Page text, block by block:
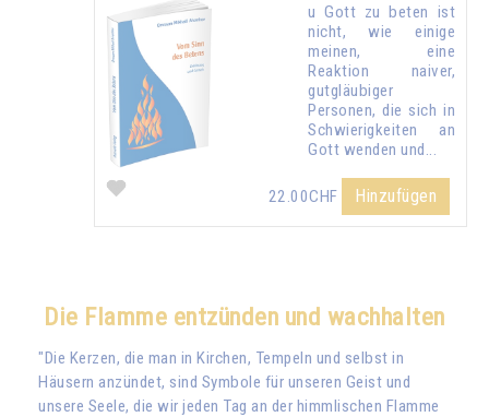
u Gott zu beten ist
nicht, wie einige
meinen, eine
Reaktion naiver,
gutgläubiger
Personen, die sich in
Schwierigkeiten an
Gott wenden und...
22.00CHF Hinzufügen
Die Flamme entzünden und wachhalten
"Die Kerzen, die man in Kirchen, Tempeln und selbst in
Häusern anzündet, sind Symbole für unseren Geist und
unsere Seele, die wir jeden Tag an der himmlischen Flamme